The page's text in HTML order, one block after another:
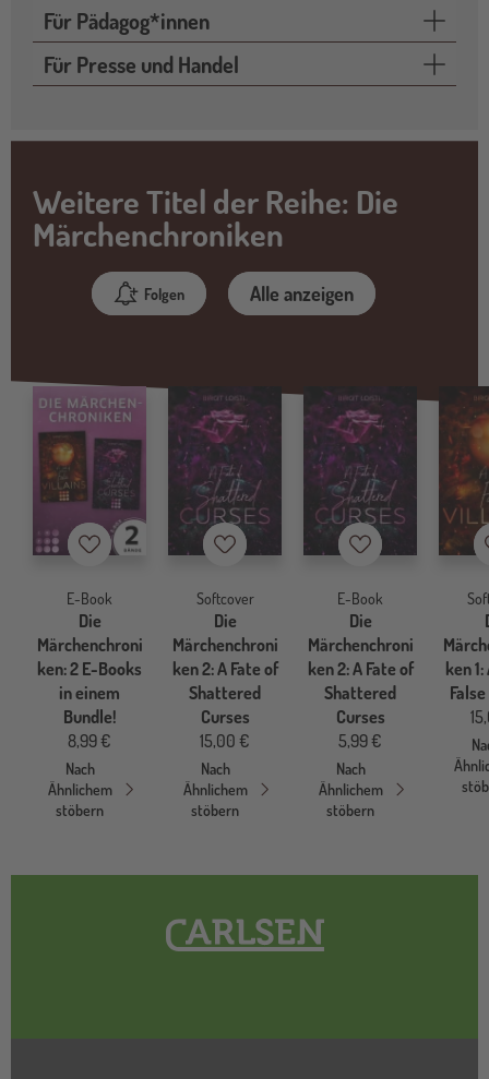
Für Pädagog*innen
Für Presse und Handel
Weitere Titel der Reihe: Die
Märchenchroniken
Folgen Alle anzeigen
Merkzettel
E-Book
Die
Märchenchroni
ken: 2 E-Books
in einem
Bundle!
8,99 €
Nach
Ähnlichem
stöbern
Merkzettel
Softcover
Die
Märchenchroni
ken 2: A Fate of
Shattered
Curses
15,00 €
Nach
Ähnlichem
stöbern
Merkzettel
E-Book
Die
Märchenchroni
ken 2: A Fate of
Shattered
Curses
5,99 €
Nach
Ähnlichem
stöbern
ken